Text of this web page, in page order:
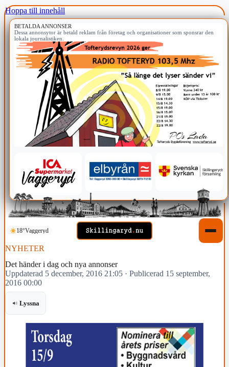
Hoppa till innehåll
BETALDA ANNONSER
Dessa annonsytor är betald reklam från företag och organisationer som sponsrar den
lokala journalistiken.
18°Vaggeryd
NYHETER
Det händer i dag och nya annonser
Uppdaterad 5 december, 2016 21:05 · Publicerad 15 september,
2016 00:00
Lyssna